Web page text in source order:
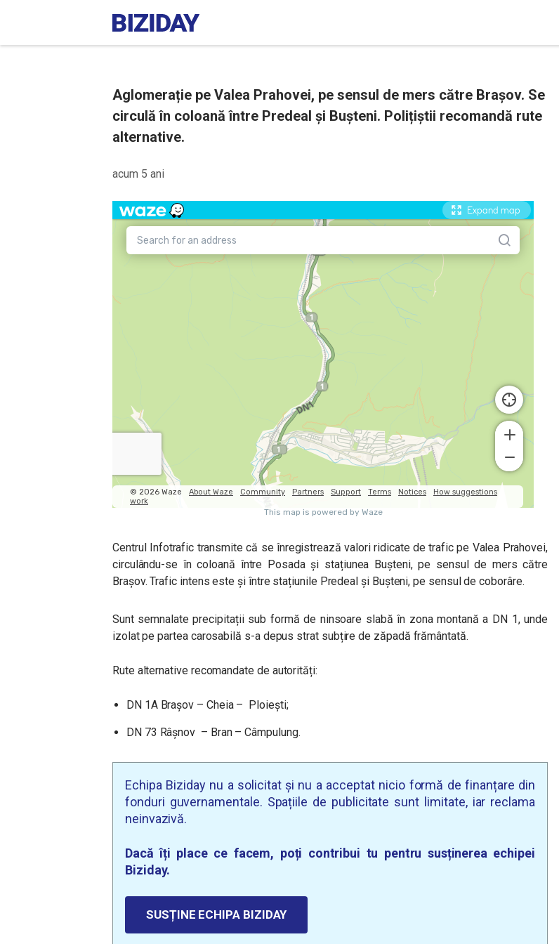
Aglomerație pe Valea Prahovei, pe sensul de mers către Brașov. Se
circulă în coloană între Predeal și Bușteni. Polițiștii recomandă rute
alternative.
acum 5 ani
Centrul Infotrafic transmite că se înregistrează valori ridicate de trafic pe Valea Prahovei,
circulându-se în coloană între Posada și stațiunea Bușteni, pe sensul de mers către
Brașov. Trafic intens este și între stațiunile Predeal și Bușteni, pe sensul de coborâre.
Sunt semnalate precipitații sub formă de ninsoare slabă în zona montană a DN 1, unde
izolat pe partea carosabilă s-a depus strat subțire de zăpadă frământată.
Rute alternative recomandate de autorități:
DN 1A Brașov – Cheia – Ploiești;
DN 73 Râșnov – Bran – Câmpulung.
Echipa Biziday nu a solicitat și nu a acceptat nicio formă de finanțare din
fonduri guvernamentale. Spațiile de publicitate sunt limitate, iar reclama
neinvazivă.
Dacă îți place ce facem, poți contribui tu pentru susținerea echipei
Biziday.
SUSȚINE ECHIPA BIZIDAY